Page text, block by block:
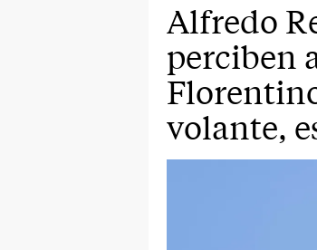
Alfredo
perciben
volante,